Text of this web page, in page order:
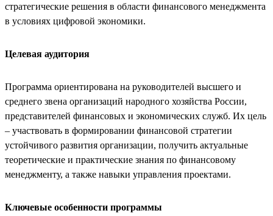
стратегические решения в области финансового менеджмента
в условиях цифровой экономики.
Целевая аудитория
Программа ориентирована на руководителей высшего и
среднего звена организаций народного хозяйства России,
представителей финансовых и экономических служб. Их цель
– участвовать в формировании финансовой стратегии
устойчивого развития организации, получить актуальные
теоретические и практические знания по финансовому
менеджменту, а также навыки управления проектами.
Ключевые особенности программы